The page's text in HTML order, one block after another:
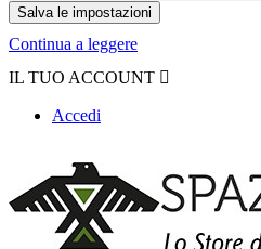
Continua a leggere
IL TUO ACCOUNT 
Accedi